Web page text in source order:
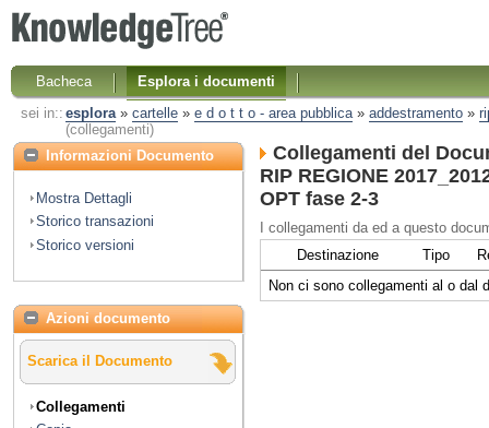
Bacheca
Esplora i documenti
sei in:: esplora» cartelle» e d o t t o - area pubblica» addestramento»
(collegamenti)
Informazioni Documento
Mostra Dettagli
Storico transazioni
Storico versioni
Azioni documento
Scarica il Documento
Collegamenti
Collegamenti del
RIP REGIONE
OPT fase 2-3
I collegamenti da ed a questo
Destinazione
Tipo
Non ci sono collegamenti al o dal